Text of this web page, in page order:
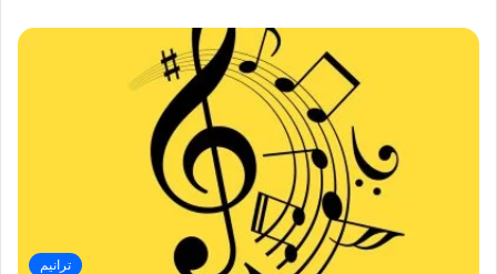
ترانيم